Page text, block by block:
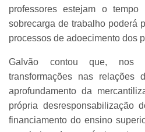
professores estejam o
sobrecarga de trabalho poderá
processos de adoecimento dos
Galvão contou que,
transformações nas relações
aprofundamento da
própria desresponsabilização
financiamento do ensino